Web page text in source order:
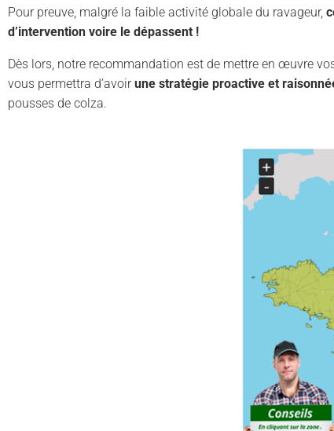
Pour preuve, malgré la faible activité globale du ravageur,
d’intervention voire le dépassent !
Dès lors, notre recommandation est de mettre en œuvre
vous permettra d’avoirune stratégie proactive et
pousses de colza.